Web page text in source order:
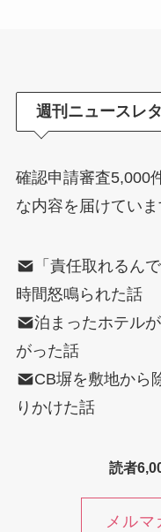
週刊ニュースレ
確認申請審査5,000
な内容を届けていま
「責任取れるん
時間怒鳴られた話
泊まったホテル
がった話
CB塀を敷地から
りかけた話
読者
メル